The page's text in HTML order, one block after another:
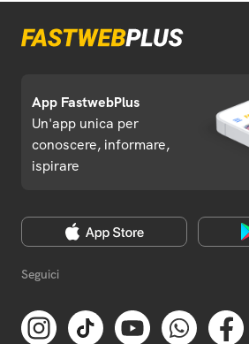
App FastwebPlus
Un'app unica per
conoscere, informare,
ispirare
Seguici